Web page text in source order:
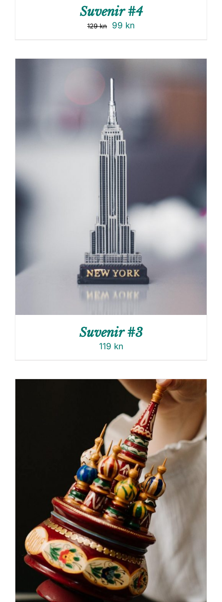
Suvenir #4
129kn 99 kn
Suvenir #3
119 kn